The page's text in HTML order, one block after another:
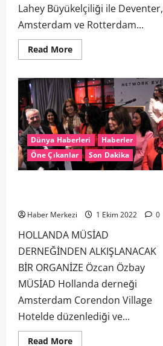
Lahey Büyükelçiliği ile Deventer,
Amsterdam ve Rotterdam...
Read More
Dünya Haberleri
Haberler
Öne Çıkanlar
Son Dakika
Haber Merkezi 1 Ekim 2022 0
HOLLANDA MÜSİAD
DERNEĞİNDEN ALKIŞLANACAK
BİR ORGANİZE Özcan Özbay
MÜSİAD Hollanda derneği
Amsterdam Corendon Village
Hotelde düzenlediği ve...
Read More